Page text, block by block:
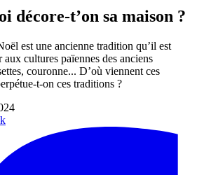
décore-t’on sa maison ?
est une ancienne tradition qu’il est
cultures païennes des anciens
couronne... D’où viennent ces
t-on ces traditions ?